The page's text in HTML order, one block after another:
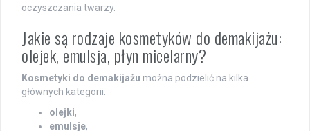
oczyszczania twarzy.
Jakie są rodzaje kosmetyków do demakijażu:
olejek, emulsja, płyn micelarny?
Kosmetyki do demakijażu można podzielić na kilka
głównych kategorii:
olejki,
emulsje,